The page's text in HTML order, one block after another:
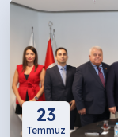
23
Temmuz